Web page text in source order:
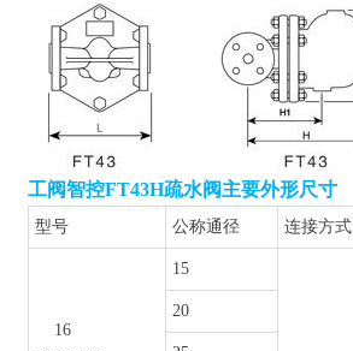
工阀智控FT43H疏水阀主要外形尺寸
型号 公称通径 连接方式
16
15
20